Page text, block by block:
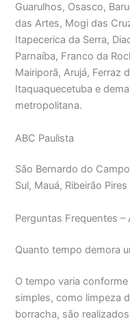
Guarulhos, Osasco,
das Artes, Mogi das
Itapecerica da Serra,
Parnaíba, Franco da
Mairiporã, Arujá, Ferraz
Itaquaquecetuba e
metropolitana.
ABC Paulista
São Bernardo do
Sul, Mauá, Ribeirão
Perguntas Frequentes
Quanto tempo demora
O tempo varia
simples, como limpeza
borracha, são